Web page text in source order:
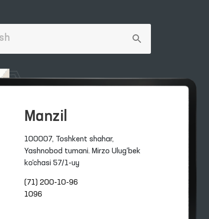
Manzil
100007, Toshkent shahar,
Yashnobod tumani. Mirzo Ulug‘bek
ko‘chasi 57/1-uy
(71) 200-10-96
1096